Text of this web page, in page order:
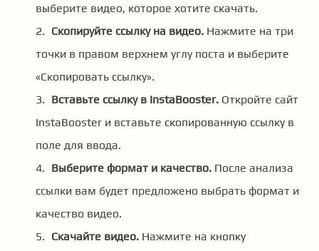
выберите видео, которое хотите скачать.
Скопируйте ссылку на видео. Нажмите на три
точки в правом верхнем углу поста и выберите
«Скопировать ссылку».
Вставьте ссылку в InstaBooster. Откройте сайт
InstaBooster и вставьте скопированную ссылку в
поле для ввода.
Выберите формат и качество. После анализа
ссылки вам будет предложено выбрать формат и
качество видео.
Скачайте видео. Нажмите на кнопку